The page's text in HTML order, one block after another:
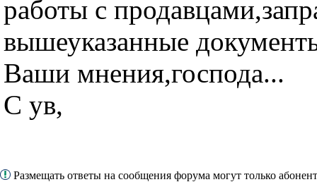
работы с
вышеуказанные
Ваши мнения,господа...
С ув,
Размещать ответы на сообщения форума могут только